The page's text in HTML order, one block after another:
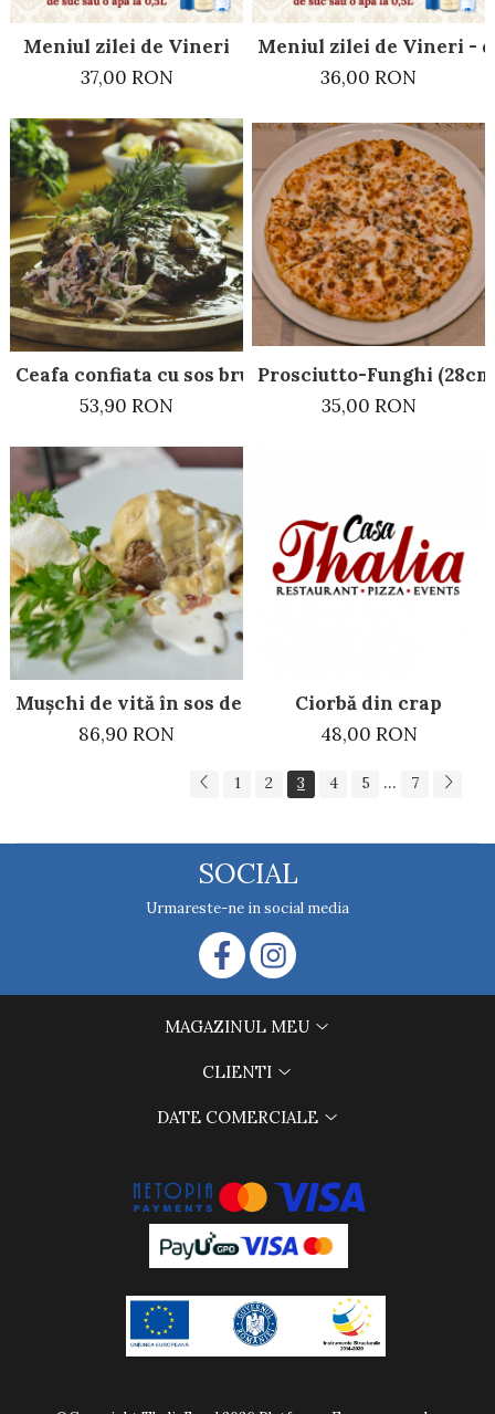
Meniul zilei de Vineri
37,00 RON
Meniul zilei de Vineri -
36,00 RON
Ceafa confiata cu sos brun
53,90 RON
Prosciutto-Funghi
35,00 RON
Mușchi de vită în sos de piper verde
86,90 RON
Ciorbă din crap
48,00 RON
1 2 3 4 5 ... 7
SOCIAL
Urmareste-ne in social media
MAGAZINUL MEU
CLIENTI
DATE COMERCIALE